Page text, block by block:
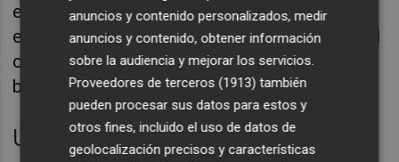
encuentro su presidente,Javi Pérez, le hará
entrega de una placa conmemorativa sobre el
césped de La Cerámica y su afición podrá
brindarle la ovación que merece.
Un Sevilla con dudas
anuncios y contenido personalizados, medir
anuncios y contenido, obtener información
sobre la audiencia y mejorar los servicios.
Proveedores de terceros (1913) también
pueden procesar sus datos para estos y
otros fines, incluido el uso de datos de
geolocalización precisos y características